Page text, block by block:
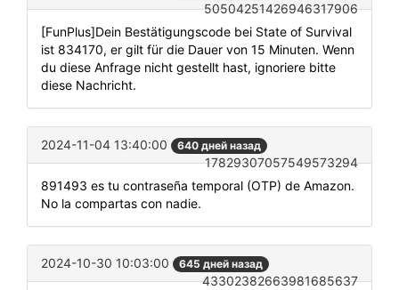
50504251426946317906
[FunPlus]Dein Bestätigungscode bei State of Survival
ist 834170, er gilt für die Dauer von 15 Minuten. Wenn
du diese Anfrage nicht gestellt hast, ignoriere bitte
diese Nachricht.
2024-11-04 13:40:00 640 дней назад
17829307057549573294
891493 es tu contraseña temporal (OTP) de Amazon.
No la compartas con nadie.
2024-10-30 10:03:00 645 дней назад
43302382663981685637